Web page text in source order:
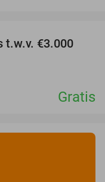
t.w.v. €3.000
Gratis